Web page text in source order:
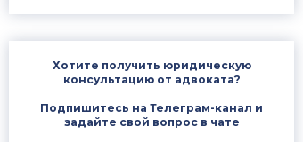
Хотите получить юридическую
консультацию от адвоката?
Подпишитесь на Телеграм-канал и
задайте свой вопрос в чате